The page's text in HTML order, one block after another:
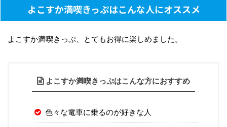
よこすか満喫きっぷはこんな人にオススメ
よこすか満喫きっぷ、とてもお得に楽しめました。
よこすか満喫きっぷはこんな方におすすめ
色々な電車に乗るのが好きな人